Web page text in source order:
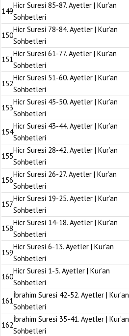
149
Hicr Suresi 85-87. Ayetler | Kur’an
Sohbetleri
150
Hicr Suresi 78-84. Ayetler | Kur’an
Sohbetleri
151
Hicr Suresi 61-77. Ayetler | Kur’an
Sohbetleri
152
Hicr Suresi 51-60. Ayetler | Kur’an
Sohbetleri
153
Hicr Suresi 45-50. Ayetler | Kur’an
Sohbetleri
154
Hicr Suresi 43-44. Ayetler | Kur’an
Sohbetleri
155
Hicr Suresi 28-42. Ayetler | Kur’an
Sohbetleri
156
Hicr Suresi 26-27. Ayetler | Kur’an
Sohbetleri
157
Hicr Suresi 19-25. Ayetler | Kur’an
Sohbetleri
158
Hicr Suresi 14-18. Ayetler | Kur’an
Sohbetleri
159
Hicr Suresi 6-13. Ayetler | Kur’an
Sohbetleri
160
Hicr Suresi 1-5. Ayetler | Kur’an
Sohbetleri
161
İbrahim Suresi 42-52. Ayetler | Kur’an
Sohbetleri
162
İbrahim Suresi 35-41. Ayetler | Kur’an
Sohbetleri